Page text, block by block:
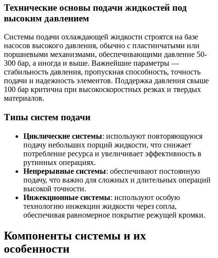
Технические основы подачи жидкостей под
высоким давлением
Системы подачи охлаждающей жидкости строятся на базе
насосов высокого давления, обычно с пластинчатыми или
поршневыми механизмами, обеспечивающими давление 50-
300 бар, а иногда и выше. Важнейшие параметры —
стабильность давления, пропускная способность, точность
подачи и надежность элементов. Поддержка давления свыше
100 бар критична при высокоскоростных резках и твердых
материалов.
Типы систем подачи
Циклические системы: используют повторяющуюся
подачу небольших порций жидкости, что снижает
потребление ресурса и увеличивает эффективность в
рутинных операциях.
Непрерывные системы: обеспечивают постоянную
подачу, что важно для сложных и длительных операций
высокой точности.
Инжекционные системы: используют особую
технологию инжекции жидкости через сопла,
обеспечивая равномерное покрытие режущей кромки.
Компоненты системы и их
особенности